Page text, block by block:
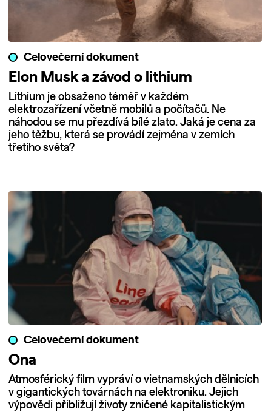
Celovečerní dokument
Elon Musk a závod o lithium
Lithium je obsaženo téměř v každém
elektrozařízení včetně mobilů a počítačů. Ne
náhodou se mu přezdívá bílé zlato. Jaká je cena za
jeho těžbu, která se provádí zejména v zemích
třetího světa?
Celovečerní dokument
Ona
Atmosférický film vypráví o vietnamských dělnicích
v gigantických továrnách na elektroniku. Jejich
výpovědi přibližují životy zničené kapitalistickým